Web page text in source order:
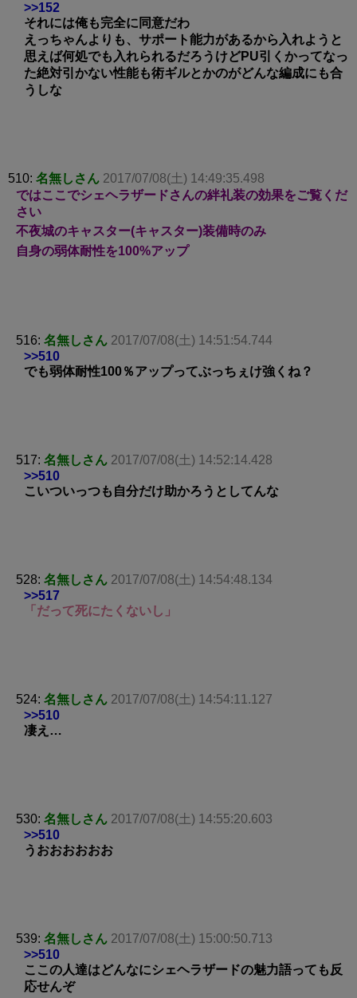
>>152
それには俺も完全に同意だわ
えっちゃんよりも、サポート能力があるから入れようと
思えば何処でも入れられるだろうけどPU引くかってなっ
た絶対引かない性能も術ギルとかのがどんな編成にも合
うしな
510: 名無しさん 2017/07/08(土) 14:49:35.498
ではここでシェヘラザードさんの絆礼装の効果をご覧くだ
さい
不夜城のキャスター(キャスター)装備時のみ
自身の弱体耐性を100%アップ
516: 名無しさん 2017/07/08(土) 14:51:54.744
>>510
でも弱体耐性100％アップってぶっちぇけ強くね？
517: 名無しさん 2017/07/08(土) 14:52:14.428
>>510
こいついっつも自分だけ助かろうとしてんな
528: 名無しさん 2017/07/08(土) 14:54:48.134
>>517
「だって死にたくないし」
524: 名無しさん 2017/07/08(土) 14:54:11.127
>>510
凄え…
530: 名無しさん 2017/07/08(土) 14:55:20.603
>>510
うおおおおおお
539: 名無しさん 2017/07/08(土) 15:00:50.713
>>510
ここの人達はどんなにシェヘラザードの魅力語っても反
応せんぞ